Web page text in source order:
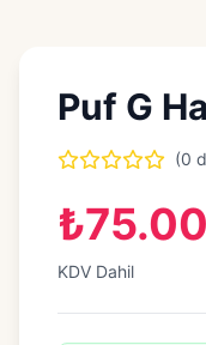
Puf G
(0
₺75.00
KDV Dahil